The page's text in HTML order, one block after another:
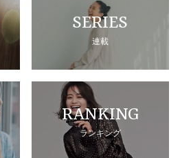
SERIES
連載
RANKING
ランキング